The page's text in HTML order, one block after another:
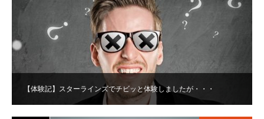
【体験記】スターラインズでチビッと体験しましたが・・・